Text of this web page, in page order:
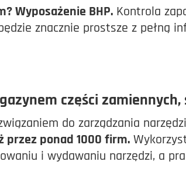
Wyposażenie BHP.Kontrola
znacznie prostsze z pełną
części
do zarządzania
przez ponad 1000 firm.
i wydawaniu narzędzi, a